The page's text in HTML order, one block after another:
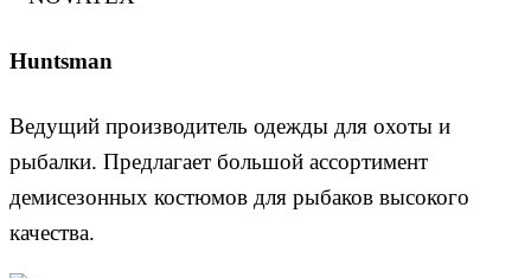
Huntsman
Ведущий производитель одежды для охоты и
рыбалки. Предлагает большой ассортимент
демисезонных костюмов для рыбаков высокого
качества.